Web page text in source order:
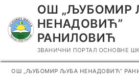
садржаја
ОШ „ЉУБОМИР
НЕНАДОВИЋ”
РАНИЛОВИЋ
ЗВАНИЧНИ ПОРТАЛ ОСНОВНЕ
ОШ „ЉУБОМИР ЉУБА НЕНАДОВИЋ”